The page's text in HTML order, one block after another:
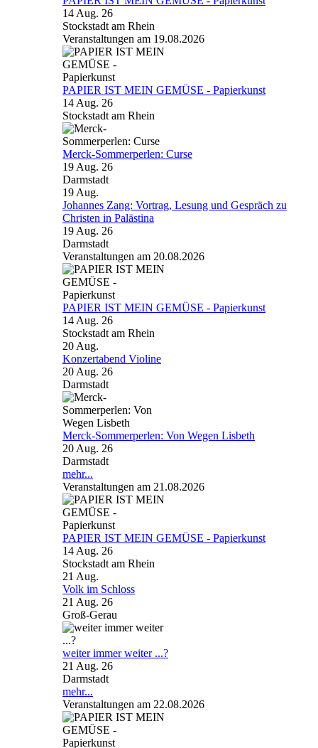
14 Aug. 26
Stockstadt am Rhein
Veranstaltungen am 19.08.2026
PAPIER IST MEIN GEMÜSE - Papierkunst
14 Aug. 26
Stockstadt am Rhein
Merck-Sommerperlen: Curse
19 Aug. 26
Darmstadt
19 Aug.
Johannes Zang: Vortrag, Lesung und Gespräch zu
Christen in Palästina
19 Aug. 26
Darmstadt
Veranstaltungen am 20.08.2026
PAPIER IST MEIN GEMÜSE - Papierkunst
14 Aug. 26
Stockstadt am Rhein
20 Aug.
Konzertabend Violine
20 Aug. 26
Darmstadt
Merck-Sommerperlen: Von Wegen Lisbeth
20 Aug. 26
Darmstadt
mehr...
Veranstaltungen am 21.08.2026
PAPIER IST MEIN GEMÜSE - Papierkunst
14 Aug. 26
Stockstadt am Rhein
21 Aug.
Volk im Schloss
21 Aug. 26
Groß-Gerau
weiter immer weiter ...?
21 Aug. 26
Darmstadt
mehr...
Veranstaltungen am 22.08.2026